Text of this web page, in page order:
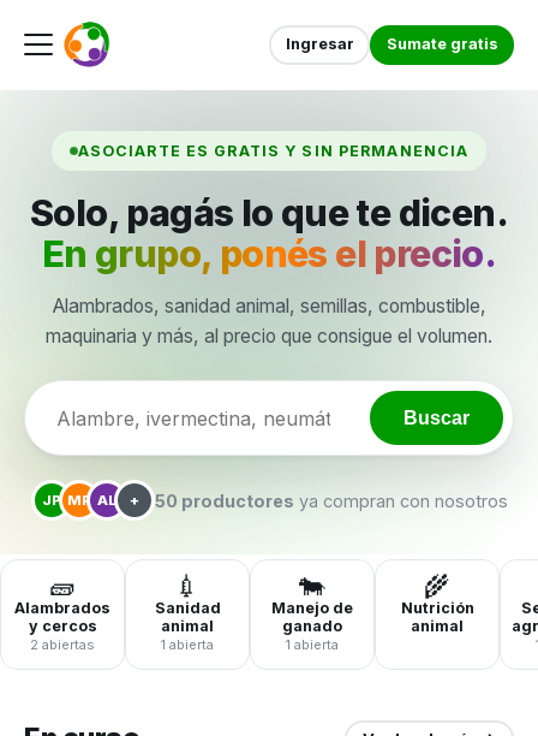
Ingresar Sumate gratis
ASOCIARTE ES GRATIS Y SIN PERMANENCIA
Solo, pagás lo que te dicen.
En grupo, ponés el precio.
Alambrados, sanidad animal, semillas, combustible,
maquinaria y más, al precio que consigue el volumen.
Buscar
JP MR AL + 50 productores ya compran con nosotros
🧱
Alambrados
y cercos
2 abiertas
💉
Sanidad
animal
1 abierta
🐄
Manejo de
ganado
1 abierta
🌾
Nutrición
animal